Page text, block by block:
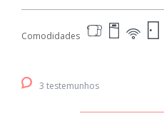
Comodidades
3 testemunhos